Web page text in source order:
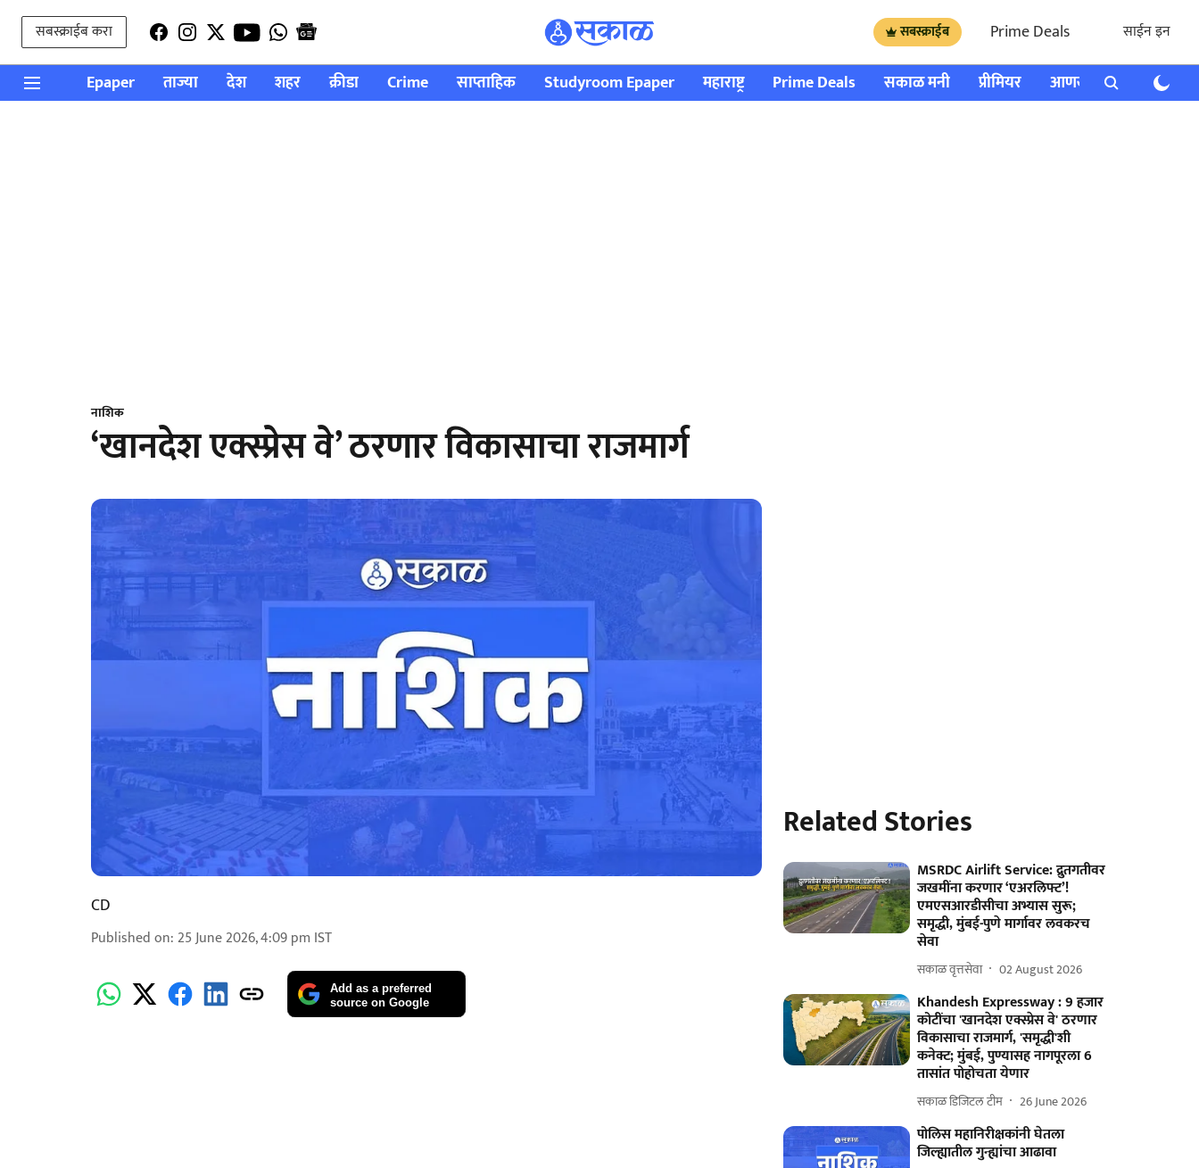
सबस्क्राईब करा सबस्क्राईब Prime Deals साईन इन
Epaper ताज्या देश शहर क्रीडा Crime साप्ताहिक Studyroom Epaper महाराष्ट्र Prime Deals सकाळ मनी प्रीमियर आणखी राशी भविष्य
नाशिक
‘खानदेश एक्स्प्रेस वे’ ठरणार विकासाचा राजमार्ग
CD
Published on: 25 June 2026, 4:09 pm IST
Add as a preferred
source on Google
Related Stories
MSRDC Airlift Service: द्रुतगतीवर
जखमींना करणार ‘एअरलिफ्ट’!
एमएसआरडीसीचा अभ्यास सुरू;
समृद्धी, मुंबई-पुणे मार्गावर लवकरच
सेवा
सकाळ वृत्तसेवा 02 August 2026
Khandesh Expressway : 9 हजार
कोटींचा 'खानदेश एक्स्प्रेस वे' ठरणार
विकासाचा राजमार्ग, 'समृद्धी'शी
कनेक्ट; मुंबई, पुण्यासह नागपूरला 6
तासांत पोहोचता येणार
सकाळ डिजिटल टीम 26 June 2026
पोलिस महानिरीक्षकांनी घेतला
जिल्ह्यातील गुन्ह्यांचा आढावा